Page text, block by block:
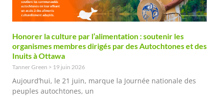
Honorer la culture par l’alimentation : soutenir les
organismes membres dirigés par des Autochtones et des
Inuits à Ottawa
Tanner Green 19 juin 2026
Aujourd’hui, le 21 juin, marque la Journée nationale des
peuples autochtones, un